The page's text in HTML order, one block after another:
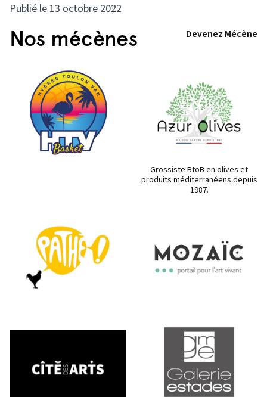
Publié le 13 octobre 2022
Nos mécènes Devenez Mécène
Grossiste BtoB en olives et
produits méditerranéens depuis
1987.